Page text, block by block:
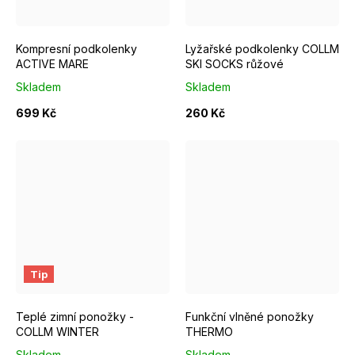
Kompresní podkolenky
ACTIVE MARE
Skladem
699 Kč
Lyžařské podkolenky COLLM
SKI SOCKS růžové
Skladem
260 Kč
Tip
Teplé zimní ponožky -
COLLM WINTER
EUR 37 - 39
Funkční vlněné ponožky
THERMO